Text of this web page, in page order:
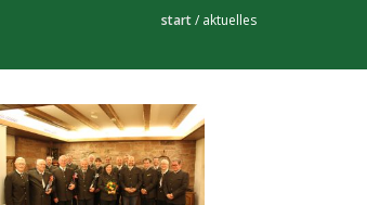
start/ aktuelles